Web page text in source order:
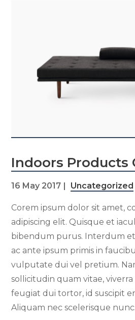
Indoors Products
16 May 2017 Uncategorized
Corem ipsum dolor sit amet,
adipiscing elit. Quisque et
bibendum purus. Interdum
ac ante ipsum primis in
vulputate dui vel pretium.
sollicitudin quam vitae,
feugiat dui tortor, id suscipit
Aliquam nec scelerisque